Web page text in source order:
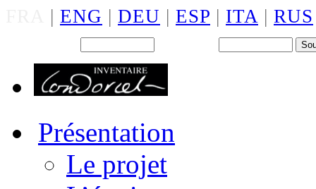
| ENG | DEU | ESP | ITA | RUS
Présentation
Le projet